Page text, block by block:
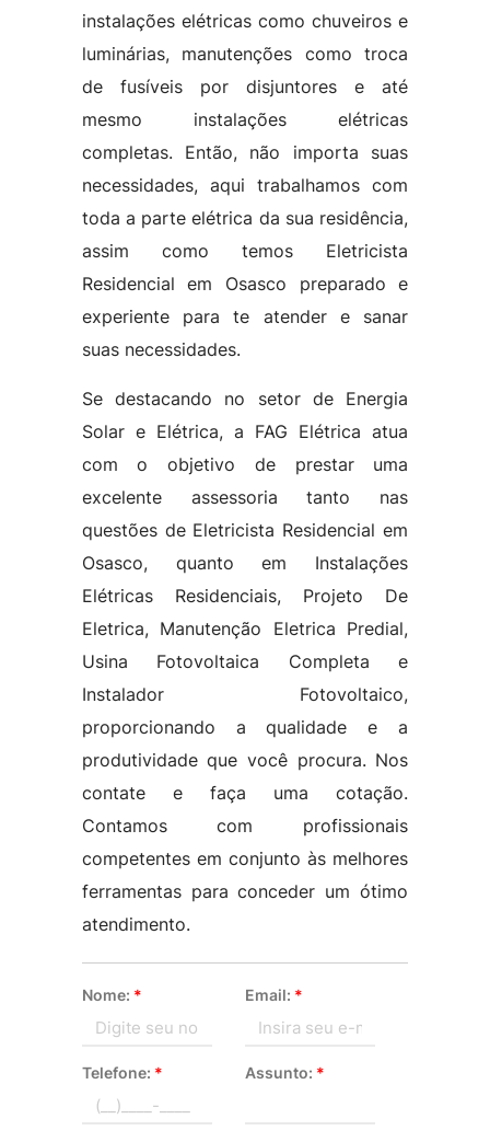
instalações elétricas como chuveiros e
luminárias, manutenções como troca
de fusíveis por disjuntores e até
mesmo instalações elétricas
completas. Então, não importa suas
necessidades, aqui trabalhamos com
toda a parte elétrica da sua residência,
assim como temos Eletricista
Residencial em Osasco preparado e
experiente para te atender e sanar
suas necessidades.
Se destacando no setor de Energia
Solar e Elétrica, a FAG Elétrica atua
com o objetivo de prestar uma
excelente assessoria tanto nas
questões de Eletricista Residencial em
Osasco, quanto em Instalações
Elétricas Residenciais, Projeto De
Eletrica, Manutenção Eletrica Predial,
Usina Fotovoltaica Completa e
Instalador Fotovoltaico,
proporcionando a qualidade e a
produtividade que você procura. Nos
contate e faça uma cotação.
Contamos com profissionais
competentes em conjunto às melhores
ferramentas para conceder um ótimo
atendimento.
Nome: * Email: *
Telefone: * Assunto: *